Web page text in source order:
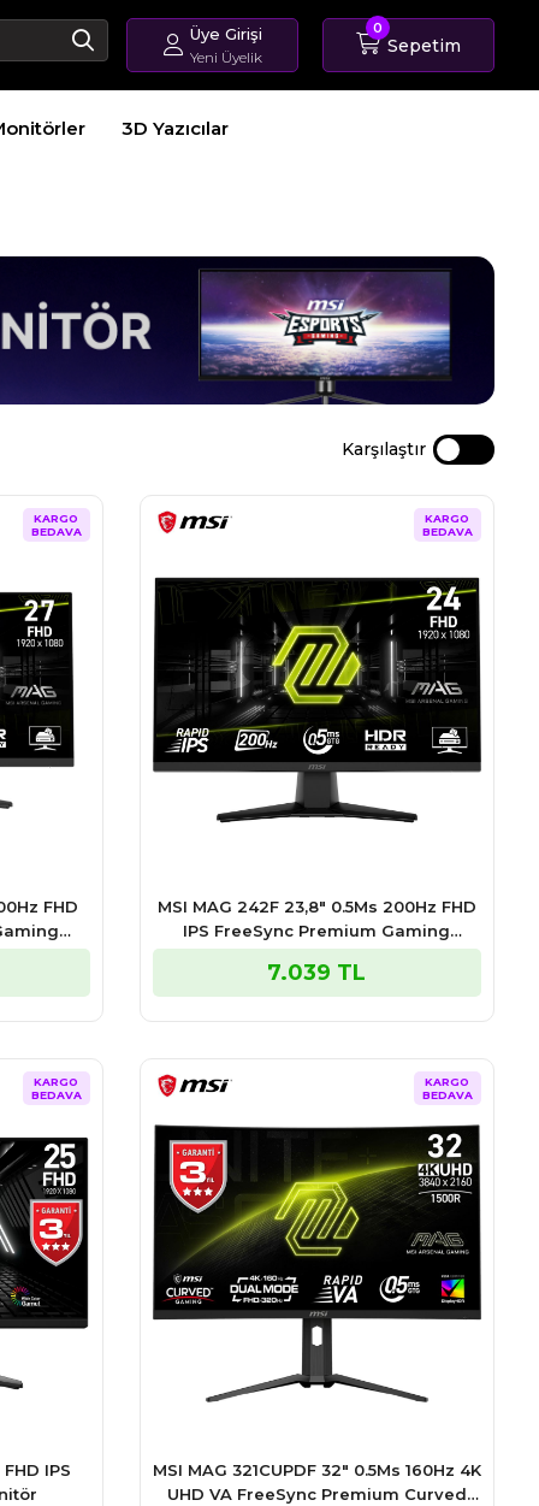
Üye Girişi
Yeni Üyelik
Üye Ol
0
Sepetim
3D Yazıcılar
Karşılaştır
FHD
KARGO
BEDAVA
MSI MAG 242F 23,8″ 0.5Ms 200Hz FHD
IPS FreeSync Premium Gaming
Monitör
7.039 TL
KARGO
BEDAVA
FHD IPS
KARGO
BEDAVA
MSI MAG 321CUPDF 32″ 0.5Ms 160Hz 4K
UHD VA FreeSync Premium Curved
KARGO
BEDAVA